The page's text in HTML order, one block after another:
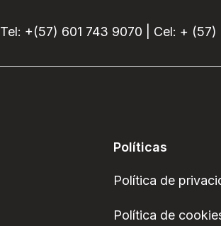
Tel: +(57) 601 743 9070 | Cel: +
Políticas
Política de
Política de